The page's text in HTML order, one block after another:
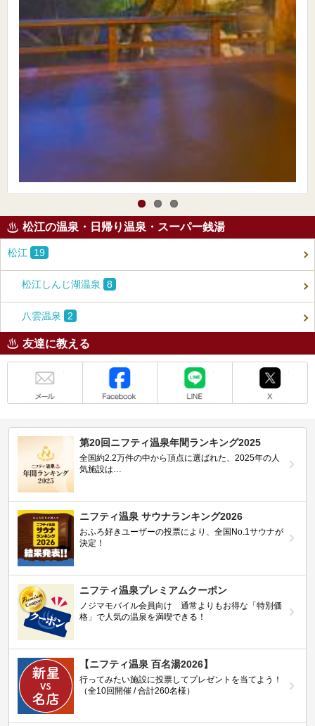
松江の温泉・日帰り温泉・スーパー銭湯
松江 19
松江しんじ湖温泉 8
八雲温泉 2
友達に教える
第20回ニフティ温泉年間ランキング2025
全国約2.2万件の中から頂点に選ばれた、2025年の人
気施設は…
ニフティ温泉 サウナランキング2026
おふろ好きユーザーの投票により、全国No.1サウナが
決定！
ニフティ温泉プレミアムクーポン
ノジマモバイル会員向け 通常よりもお得な「特別価
格」で人気の温泉を満喫できる！
【ニフティ温泉 百名湯2026】
行ってみたい施設に投票してプレゼントを当てよう！
（全10回開催 / 合計260名様）